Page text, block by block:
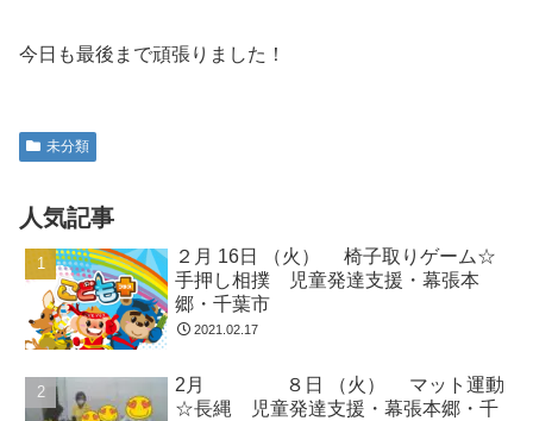
今日も最後まで頑張りました！
未分類
人気記事
２月 16日 （火） 椅子取りゲーム☆
手押し相撲 児童発達支援・幕張本
郷・千葉市
2021.02.17
2月 ８日 （火） マット運動
☆長縄 児童発達支援・幕張本郷・千